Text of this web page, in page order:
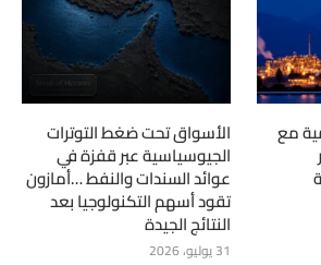
مع الأسواق تحت ضغط التوترات
الجيوسياسية عبر قفزة في
عوائد السندات والنفط …أمازون
تقود أسهم التكنولوجيا بعد
النتائج الجيدة
31 يوليو، 2026